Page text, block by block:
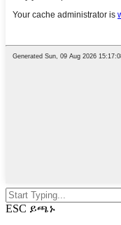
ESC ይጫኑ